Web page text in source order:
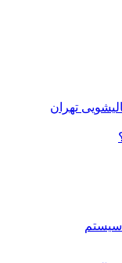
تهران